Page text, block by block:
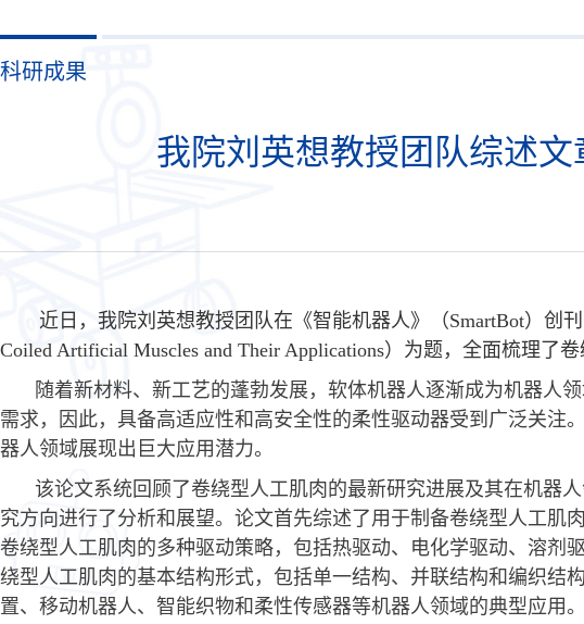
科研成果
我院刘英想教授团队综述
近日，我院刘英想教授团队在《智能机器人》（SmartBot）创
Coiled Artificial Muscles and Their Applications）为题，全面梳理了
随着新材料、新工艺的蓬勃发展，软体机器人逐渐成为机器人
需求，因此，具备高适应性和高安全性的柔性驱动器受到广泛关
器人领域展现出巨大应用潜力。
该论文系统回顾了卷绕型人工肌肉的最新研究进展及其在机器
究方向进行了分析和展望。论文首先综述了用于制备卷绕型人工肌
卷绕型人工肌肉的多种驱动策略，包括热驱动、电化学驱动、溶
绕型人工肌肉的基本结构形式，包括单一结构、并联结构和编织结
置、移动机器人、智能织物和柔性传感器等机器人领域的典型应用。